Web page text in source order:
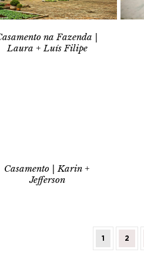
na Fazenda |
Laura + Luís Filipe
Casamento | Karin +
Jefferson
1 2